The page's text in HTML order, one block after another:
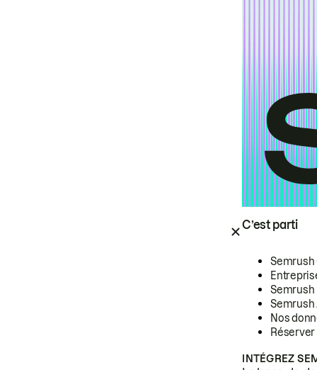
C’est parti
Semrush
Semrush
Semrush
Nos
INTÉGREZ